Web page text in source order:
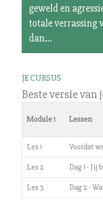
geweld en
totale verrassing
dan...
JE CURSUS
Beste versie van
Module 1 Lessen
Les 1 Voordat
Les 2 Dag 1 - Jij
Les 3 Dag 2 -